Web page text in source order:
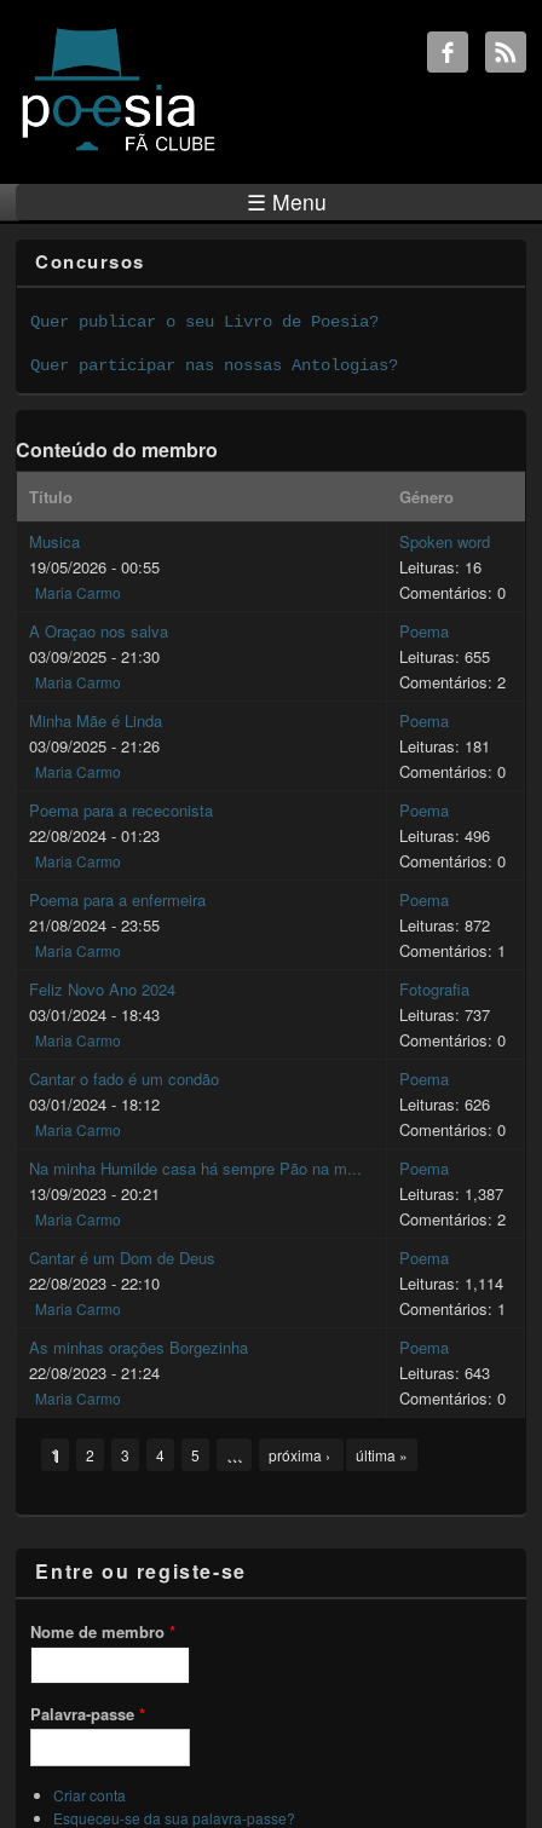
☰ Menu
Concursos
Quer publicar o seu Livro de Poesia?
Quer participar nas nossas Antologias?
Conteúdo do membro
Título
Género
Musica
19/05/2026 - 00:55
Maria Carmo
Spoken word
Leituras: 16
Comentários: 0
A Oraçao nos salva
03/09/2025 - 21:30
Maria Carmo
Poema
Leituras: 655
Comentários: 2
Minha Mãe é Linda
03/09/2025 - 21:26
Maria Carmo
Poema
Leituras: 181
Comentários: 0
Poema para a receconista
22/08/2024 - 01:23
Maria Carmo
Poema
Leituras: 496
Comentários: 0
Poema para a enfermeira
21/08/2024 - 23:55
Maria Carmo
Poema
Leituras: 872
Comentários: 1
Feliz Novo Ano 2024
03/01/2024 - 18:43
Maria Carmo
Fotografia
Leituras: 737
Comentários: 0
Cantar o fado é um condão
03/01/2024 - 18:12
Maria Carmo
Poema
Leituras: 626
Comentários: 0
Na minha Humilde casa há sempre Pão na m...
13/09/2023 - 20:21
Maria Carmo
Poema
Leituras: 1,387
Comentários: 2
Cantar é um Dom de Deus
22/08/2023 - 22:10
Maria Carmo
Poema
Leituras: 1,114
Comentários: 1
As minhas orações Borgezinha
22/08/2023 - 21:24
Maria Carmo
Poema
Leituras: 643
Comentários: 0
Pages
1 2 3 4 5 … próxima › última »
Entre ou registe-se
Nome de membro*
Palavra-passe*
Criar conta
Esqueceu-se da sua palavra-passe?